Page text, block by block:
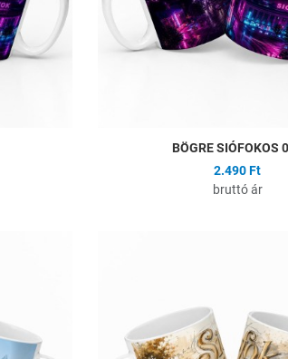
BÖGRE SIÓFOKOS
2.490 Ft
bruttó ár
Gyors nézet